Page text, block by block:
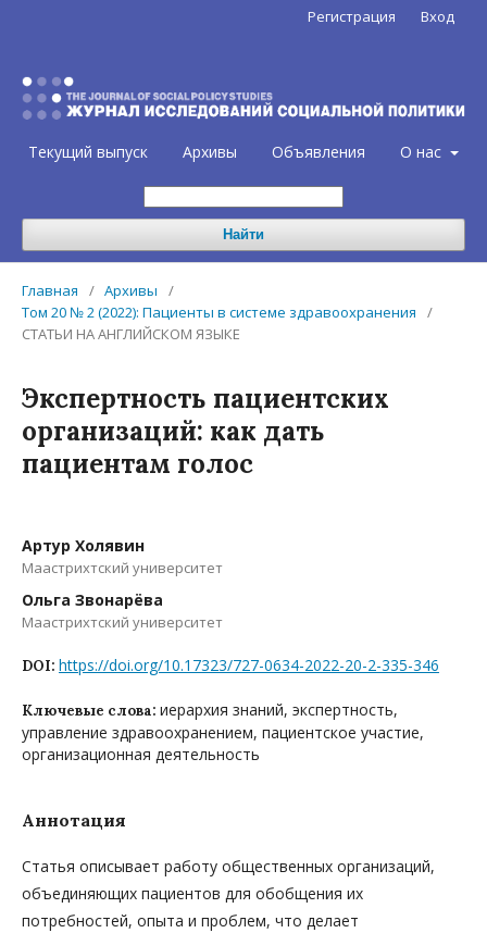
Текущий выпуск Архивы Объявления О нас
Найти
Регистрация Вход
Главная / Архивы
/
Том 20 № 2 (2022): Пациенты в системе здравоохранения
/
СТАТЬИ НА АНГЛИЙСКОМ ЯЗЫКЕ
Экспертность пациентских
организаций: как дать
пациентам голос
Артур Холявин
Маастрихтский университет
Ольга Звонарёва
Маастрихтский университет
DOI: https://doi.org/10.17323/727-0634-2022-20-2-335-346
Ключевые слова: иерархия знаний, экспертность,
управление здравоохранением, пациентское участие,
организационная деятельность
Аннотация
Статья описывает работу общественных организаций,
объединяющих пациентов для обобщения их
потребностей, опыта и проблем, что делает